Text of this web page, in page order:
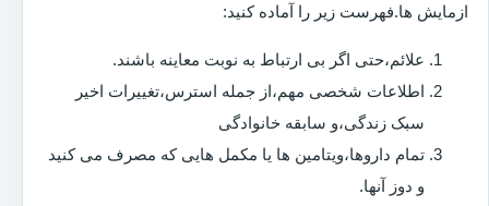
ازمایش ها.فهرست زیر را آماده کنید:
علائم،حتی اگر بی ارتباط به نوبت معاینه باشند.
اطلاعات شخصی مهم،از جمله استرس،تغییرات اخیر
سبک زندگی،و سابقه خانوادگی
تمام داروها،ویتامین ها یا مکمل هایی که مصرف می کنید
و دوز آنها.